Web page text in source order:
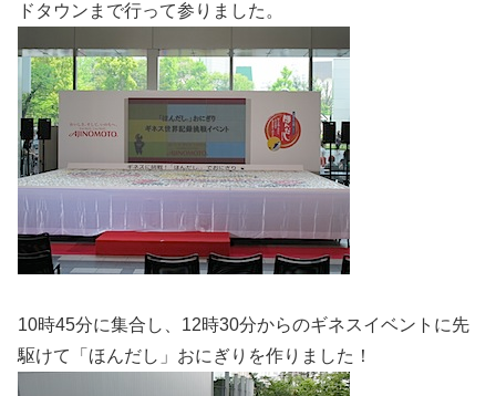
ドタウンまで行って参りました。
10時45分に集合し、12時30分からのギネスイベントに先
駆けて「ほんだし」おにぎりを作りました！